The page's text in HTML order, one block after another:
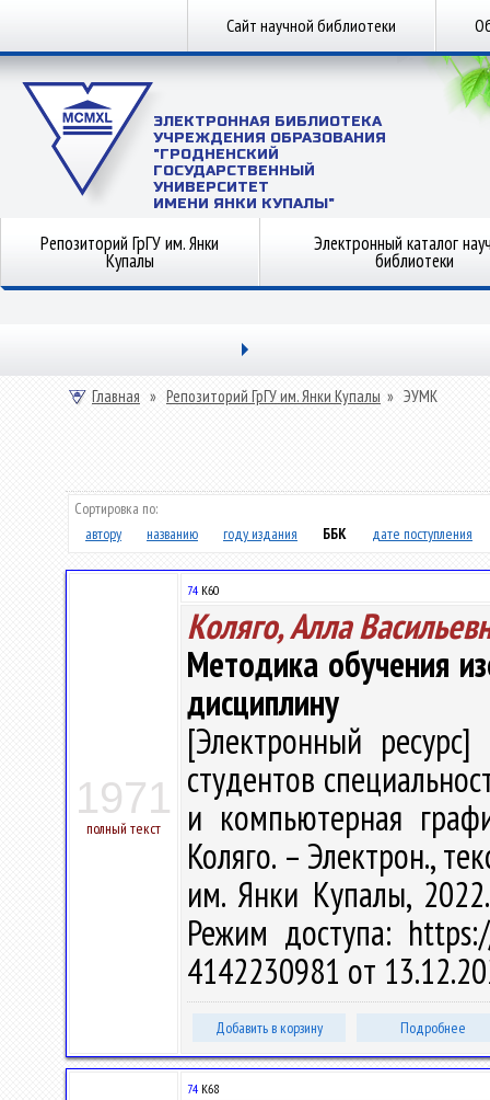
Сайт научной библиотеки
ЭЛЕКТРОННАЯ БИБЛИОТЕКА
УЧРЕЖДЕНИЯ ОБРАЗОВАНИЯ
"ГРОДНЕНСКИЙ
ГОСУДАРСТВЕННЫЙ
УНИВЕРСИТЕТ
ИМЕНИ ЯНКИ КУПАЛЫ"
Репозиторий ГрГУ им. Янки
Купалы
Электронный каталог
библиотеки
Главная » Репозиторий ГрГУ им. Янки Купалы » ЭУМК
Сортировка по:
автору
названию году издания ББК дате поступления
1971
полный текст
74 К60
Коляго, Алла
Методика обучения
дисциплину
[Электронный
студентов
и компьютерная
Коляго. – Электрон.,
им. Янки Купалы,
Режим доступа:
4142230981 от
Добавить в корзину Подробнее
74 К68